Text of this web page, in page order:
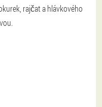
rajčat a hlávkového